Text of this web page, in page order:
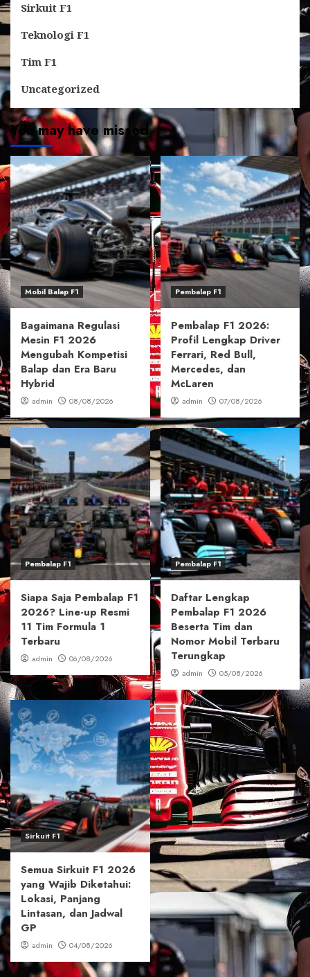
Sirkuit F1
Teknologi F1
Tim F1
Uncategorized
You may have missed
Mobil Balap F1
Bagaimana Regulasi
Mesin F1 2026
Mengubah Kompetisi
Balap dan Era Baru
Hybrid
admin 08/08/2026
Pembalap F1
Pembalap F1 2026:
Profil Lengkap Driver
Ferrari, Red Bull,
Mercedes, dan
McLaren
admin 07/08/2026
Pembalap F1
Siapa Saja Pembalap F1
2026? Line-up Resmi
11 Tim Formula 1
Terbaru
admin 06/08/2026
Pembalap F1
Daftar Lengkap
Pembalap F1 2026
Beserta Tim dan
Nomor Mobil Terbaru
Terungkap
admin 05/08/2026
Sirkuit F1
Semua Sirkuit F1 2026
yang Wajib Diketahui:
Lokasi, Panjang
Lintasan, dan Jadwal
GP
admin 04/08/2026